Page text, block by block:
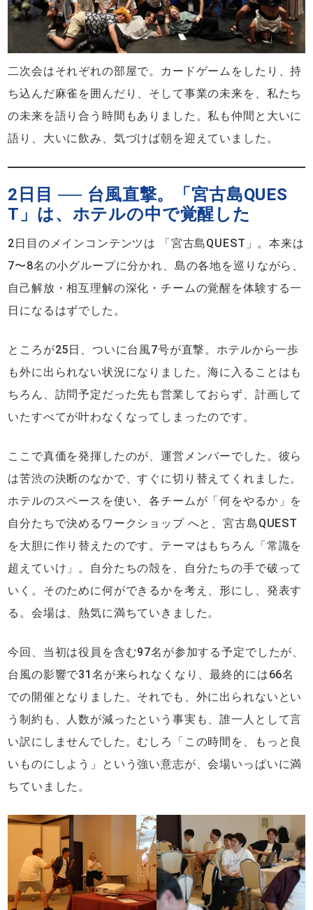
二次会はそれぞれの部屋で。カードゲームをしたり、持
ち込んだ麻雀を囲んだり、そして事業の未来を、私たち
の未来を語り合う時間もありました。私も仲間と大いに
語り、大いに飲み、気づけば朝を迎えていました。
2日目 ── 台風直撃。「宮古島QUES
T」は、ホテルの中で覚醒した
2日目のメインコンテンツは 「宮古島QUEST」。本来は
7〜8名の小グループに分かれ、島の各地を巡りながら、
自己解放・相互理解の深化・チームの覚醒を体験する一
日になるはずでした。
ところが25日、ついに台風7号が直撃。ホテルから一歩
も外に出られない状況になりました。海に入ることはも
ちろん、訪問予定だった先も営業しておらず、計画して
いたすべてが叶わなくなってしまったのです。
ここで真価を発揮したのが、運営メンバーでした。彼ら
は苦渋の決断のなかで、すぐに切り替えてくれました。
ホテルのスペースを使い、各チームが「何をやるか」を
自分たちで決めるワークショップ へと、宮古島QUEST
を大胆に作り替えたのです。テーマはもちろん「常識を
超えていけ」。自分たちの殻を、自分たちの手で破って
いく。そのために何ができるかを考え、形にし、発表す
る。会場は、熱気に満ちていきました。
今回、当初は役員を含む97名が参加する予定でしたが、
台風の影響で31名が来られなくなり、最終的には66名
での開催となりました。それでも、外に出られないとい
う制約も、人数が減ったという事実も、誰一人として言
い訳にしませんでした。むしろ「この時間を、もっと良
いものにしよう」という強い意志が、会場いっぱいに満
ちていました。